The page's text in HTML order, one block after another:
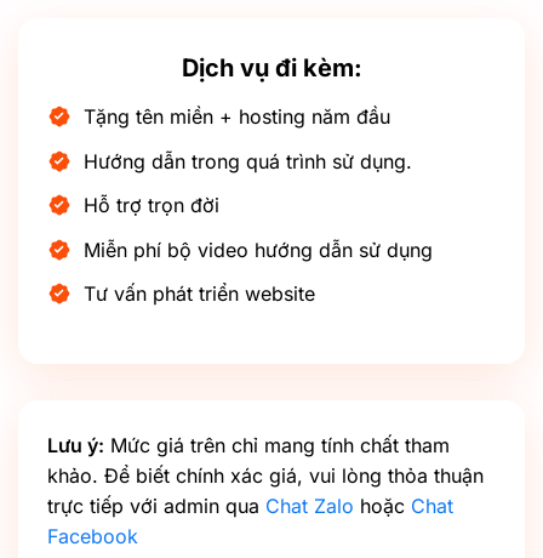
Dịch vụ đi kèm:
Tặng tên miền + hosting năm đầu
Hướng dẫn trong quá trình sử dụng.
Hỗ trợ trọn đời
Miễn phí bộ video hướng dẫn sử dụng
Tư vấn phát triển website
Lưu ý: Mức giá trên chỉ mang tính chất tham
khảo. Để biết chính xác giá, vui lòng thỏa thuận
trực tiếp với admin qua Chat Zalo hoặc Chat
Facebook